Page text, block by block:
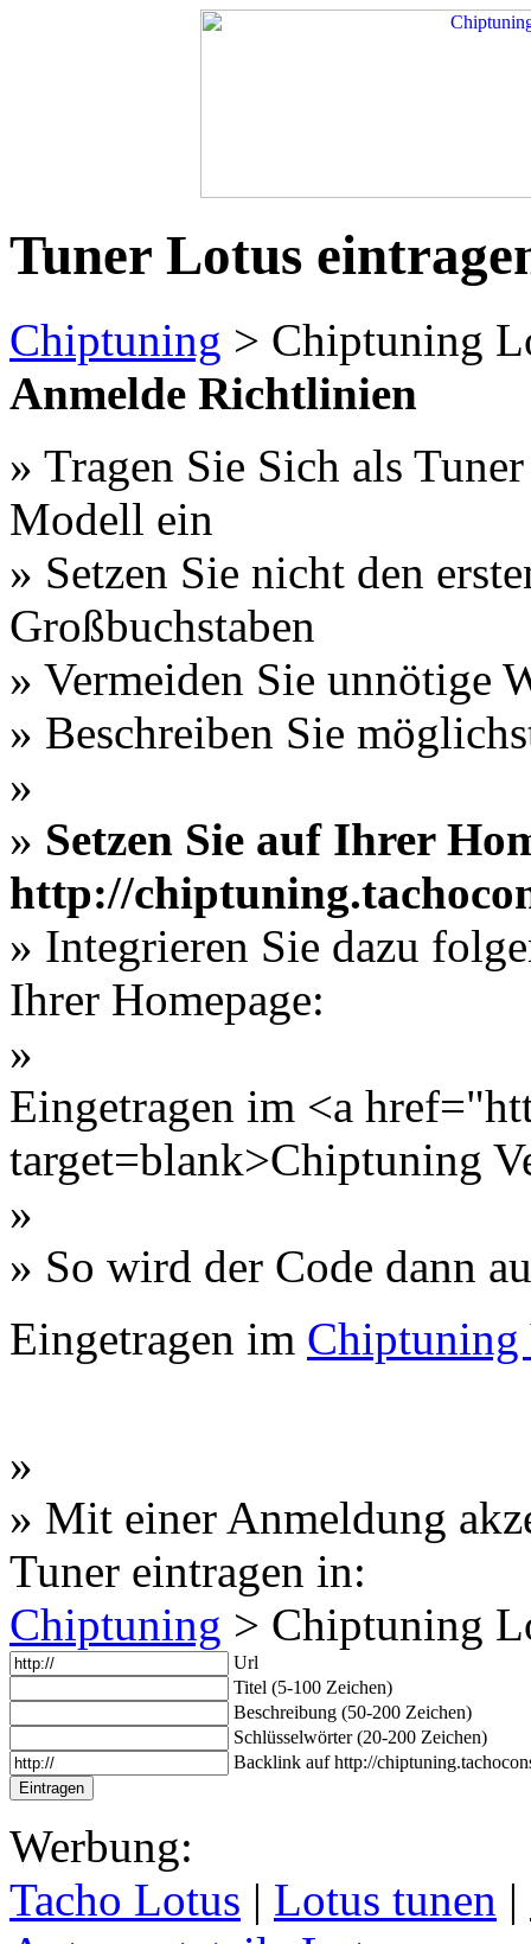
Tuner Lotus
Chiptuning > Chiptuning
Anmelde Richtlinien
» Tragen Sie Sich als
Modell ein
» Setzen Sie nicht den
Großbuchstaben
» Vermeiden Sie unnötige
» Beschreiben Sie
»
» Setzen Sie auf Ihrer
http://
» Integrieren Sie dazu
Ihrer Homepage:
»
Eingetragen im <a
target=blank>Chiptuning
»
» So wird der Code dann
Eingetragen im Chiptuning
»
» Mit einer Anmeldung
Tuner eintragen in:
Chiptuning > Chiptuning
Url
Titel (5-100 Zeichen)
Beschreibung (50-200 Zeichen)
Schlüsselwörter (20-200 Zeichen)
Backlink auf http://
Werbung:
Tacho Lotus | Lotus tunen |